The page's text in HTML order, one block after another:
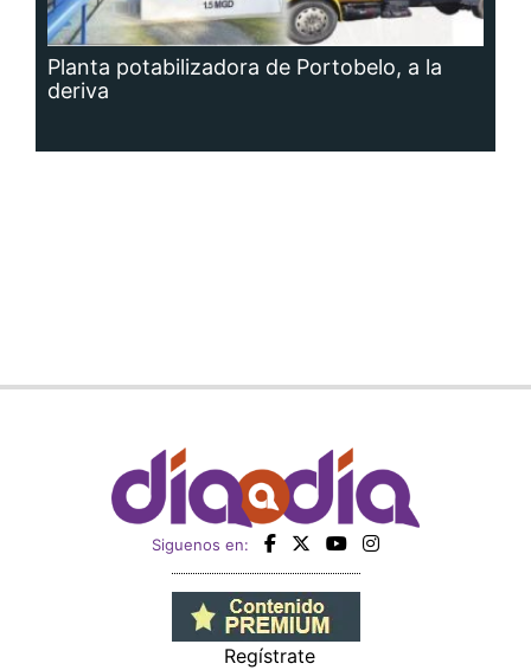
Planta potabilizadora de Portobelo, a la
deriva
Siguenos en:
Regístrate